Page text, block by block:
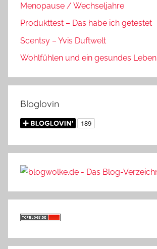
Menopause / Wechseljahre
Produkttest – Das habe ich getestet
Scentsy – Yvis Duftwelt
Wohlfühlen und ein gesundes Leben
Bloglovin